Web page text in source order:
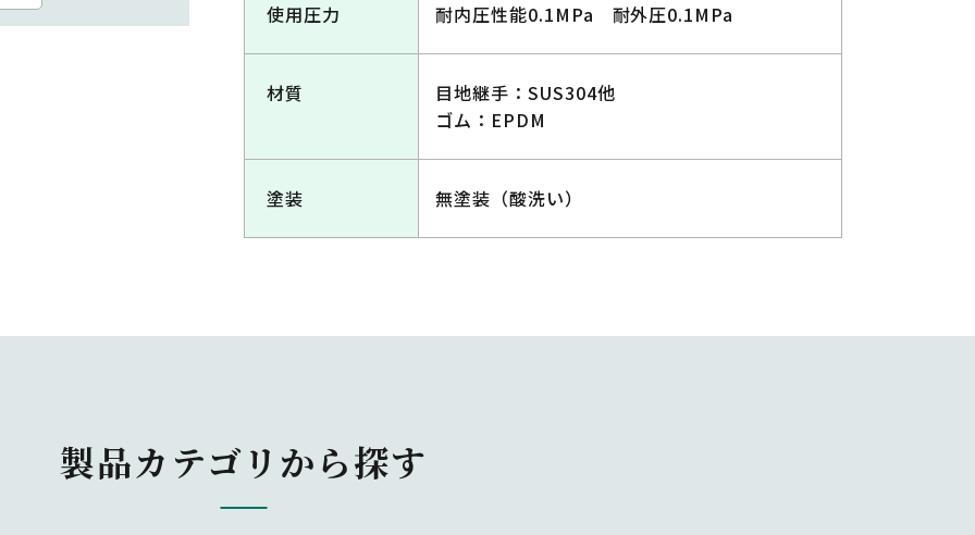
使用圧力 耐内圧性能0.1MPa 耐外圧0.1MPa
材質
目地継手：SUS304他
ゴム：EPDM
塗装 無塗装（酸洗い）
製品カテゴリから探す